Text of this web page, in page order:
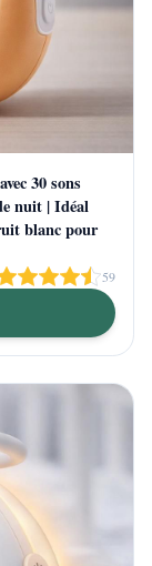
30 sons
nuit | Idéal
blanc pour
59